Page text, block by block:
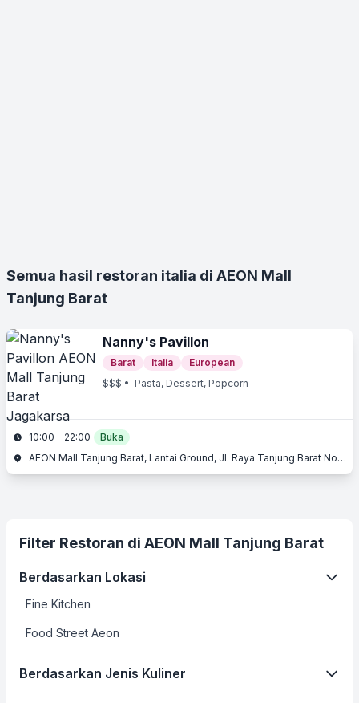
Semua hasil restoran italia di AEON Mall
Tanjung Barat
Nanny's Pavillon
Barat Italia
European
$$$ • Pasta, Dessert, Popcorn
10:00 - 22:00
Buka
AEON Mall Tanjung Barat, Lantai Ground, Jl. Raya Tanjung Barat No. 163, Jagakarsa, Jakarta Selatan, Jakarta
Filter Restoran di AEON Mall Tanjung Barat
Berdasarkan Lokasi
Fine Kitchen
Food Street Aeon
Berdasarkan Jenis Kuliner